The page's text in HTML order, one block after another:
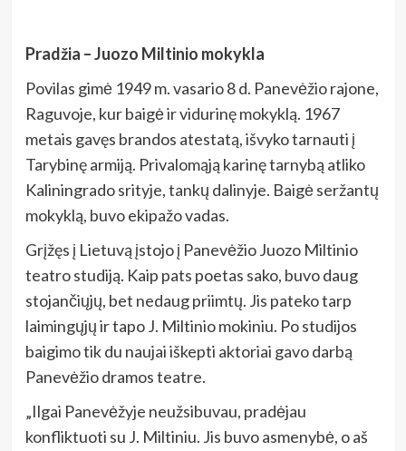
Pradžia – Juozo Miltinio mokykla
Povilas gimė 1949 m. vasario 8 d. Panevėžio rajone,
Raguvoje, kur baigė ir vidurinę mokyklą. 1967
metais gavęs brandos atestatą, išvyko tarnauti į
Tarybinę armiją. Privalomąją karinę tarnybą atliko
Kaliningrado srityje, tankų dalinyje. Baigė seržantų
mokyklą, buvo ekipažo vadas.
Grįžęs į Lietuvą įstojo į Panevėžio Juozo Miltinio
teatro studiją. Kaip pats poetas sako, buvo daug
stojančiųjų, bet nedaug priimtų. Jis pateko tarp
laimingųjų ir tapo J. Miltinio mokiniu. Po studijos
baigimo tik du naujai iškepti aktoriai gavo darbą
Panevėžio dramos teatre.
„Ilgai Panevėžyje neužsibuvau, pradėjau
konfliktuoti su J. Miltiniu. Jis buvo asmenybė, o aš